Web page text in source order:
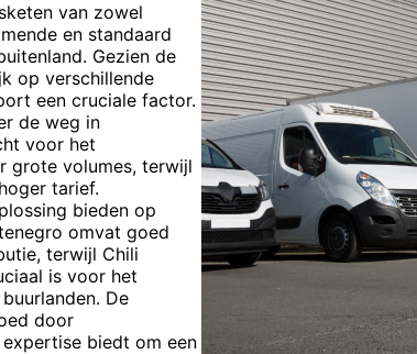
van zowel
en standaard
Gezien de
op verschillende
een cruciale factor.
de weg in
voor het
grote volumes, terwijl
tarief.
bieden op
omvat goed
terwijl Chili
is voor het
De
door
biedt om een